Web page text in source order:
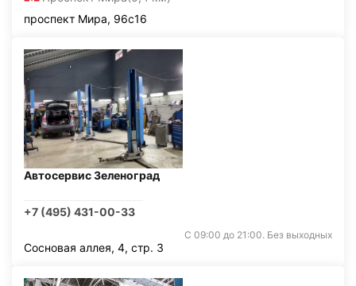
проспект Мира, 96с16
Автосервис Зеленоград
+7 (495) 431-00-33
С 09:00 до 21:00. Без выходных
Сосновая аллея, 4, стр. 3